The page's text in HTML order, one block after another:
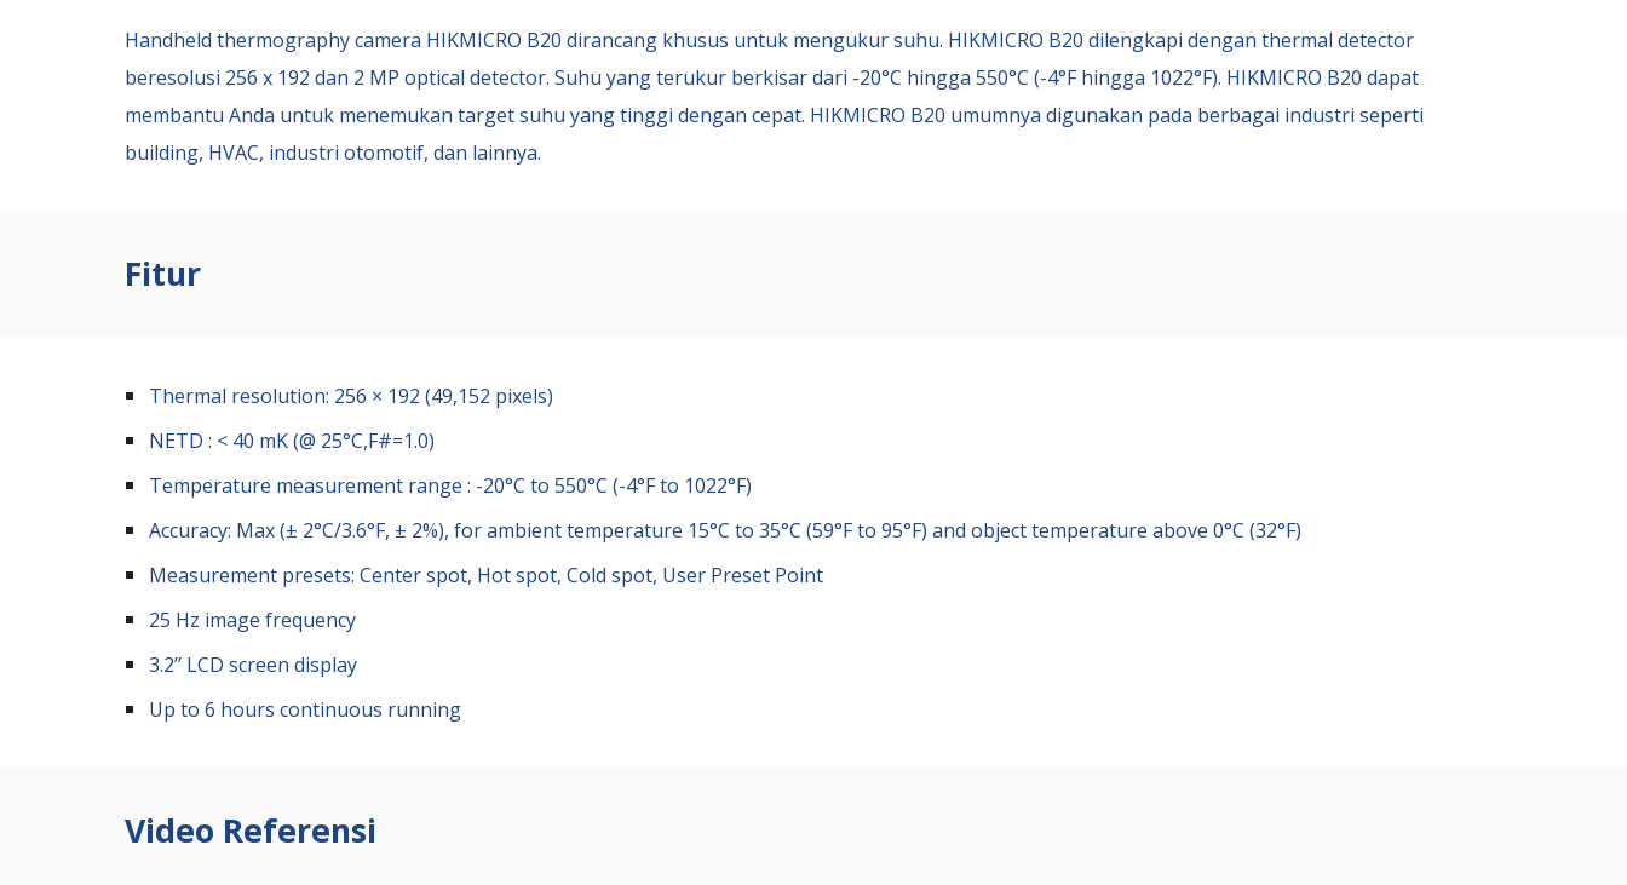
Handheld thermography camera HIKMICRO B20 dirancang khusus untuk mengukur suhu. HIKMICRO B20 dilengkapi dengan thermal detector
beresolusi 256 x 192 dan 2 MP optical detector. Suhu yang terukur berkisar dari -20°C hingga 550°C (-4°F hingga 1022°F). HIKMICRO B20 dapat
membantu Anda untuk menemukan target suhu yang tinggi dengan cepat. HIKMICRO B20 umumnya digunakan pada berbagai industri seperti
building, HVAC, industri otomotif, dan lainnya.
Fitur
Thermal resolution: 256 × 192 (49,152 pixels)
NETD : < 40 mK (@ 25°C,F#=1.0)
Temperature measurement range : -20°C to 550°C (-4°F to 1022°F)
Accuracy: Max (± 2°C/3.6°F, ± 2%), for ambient temperature 15°C to 35°C (59°F to 95°F) and object temperature above 0°C (32°F)
Measurement presets: Center spot, Hot spot, Cold spot, User Preset Point
25 Hz image frequency
3.2’’ LCD screen display
Up to 6 hours continuous running
Video Referensi